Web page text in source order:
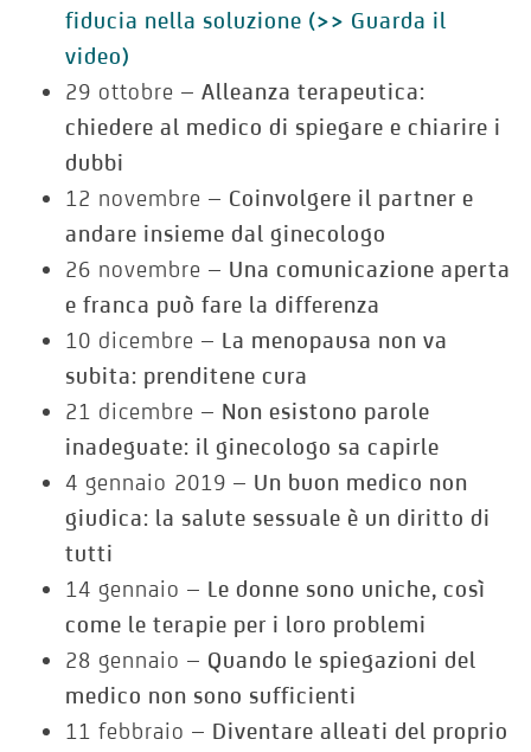
fiducia nella soluzione (>> Guarda il
video)
29 ottobre – Alleanza terapeutica:
chiedere al medico di spiegare e chiarire i
dubbi
12 novembre – Coinvolgere il partner e
andare insieme dal ginecologo
26 novembre – Una comunicazione aperta
e franca può fare la differenza
10 dicembre – La menopausa non va
subita: prenditene cura
21 dicembre – Non esistono parole
inadeguate: il ginecologo sa capirle
4 gennaio 2019 – Un buon medico non
giudica: la salute sessuale è un diritto di
tutti
14 gennaio – Le donne sono uniche, così
come le terapie per i loro problemi
28 gennaio – Quando le spiegazioni del
medico non sono sufficienti
11 febbraio – Diventare alleati del proprio